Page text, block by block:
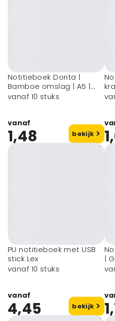
Notitieboek Dorita |
Bamboe omslag | A5 |
Gelijnd
vanaf 10 stuks
vanaf
1,48 bekijk
PU notitieboek met USB
stick Lex
vanaf 10 stuks
vanaf
4,45 bekijk
|